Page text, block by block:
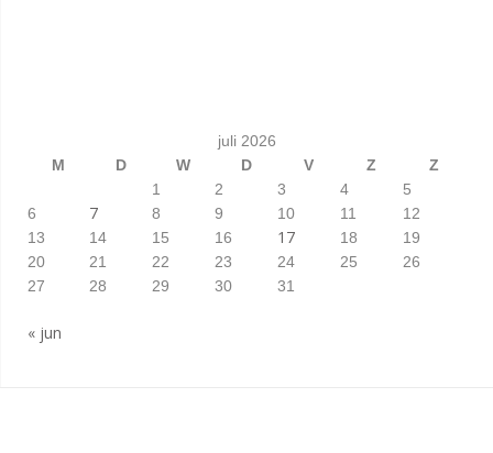
juli 2026
M
D W D V Z
Z
1
2 3 4
5
6
7 8 9 10 11
12
13
14 15 16 17 18
19
20
21 22 23 24 25
26
27
28 29 30 31
« jun